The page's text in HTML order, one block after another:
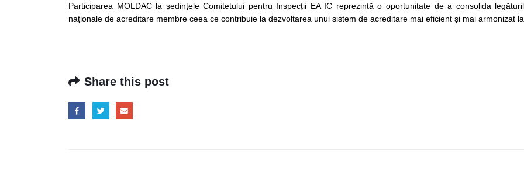
Participarea MOLDAC la ședințele Comitetului pentru Inspecții EA IC reprezintă o oportunitate de a consolida
naționale de acreditare membre ceea ce contribuie la dezvoltarea unui sistem de acreditare mai eficient și mai armonizat
Share this post